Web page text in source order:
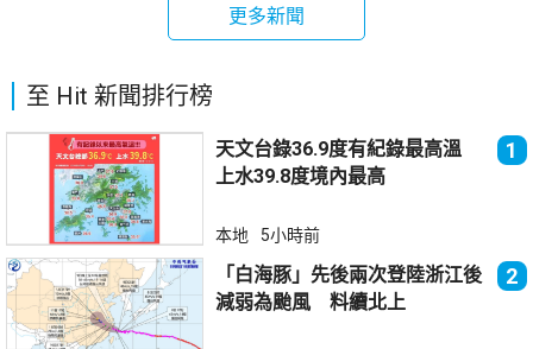
更多新聞
至 Hit 新聞排行榜
天文台錄36.9度有紀錄最高溫
上水39.8度境內最高
1
本地 5小時前
「白海豚」先後兩次登陸浙江後
減弱為颱風 料續北上
2